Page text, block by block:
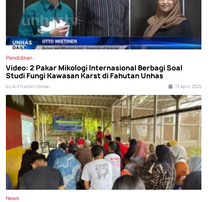
Pendidikan
Video: 2 Pakar Mikologi Internasional Berbagi Soal
Studi Fungi Kawasan Karst di Fahutan Unhas
by Arif Fuddin Usman 13 April, 2025
News